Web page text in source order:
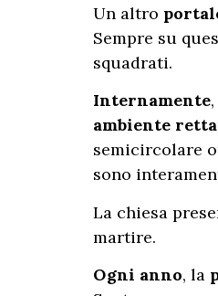
Un altro
Sempre su
squadrati.
Internamente
ambiente
semicircolare
sono
La chiesa
martire.
Ogni anno, la